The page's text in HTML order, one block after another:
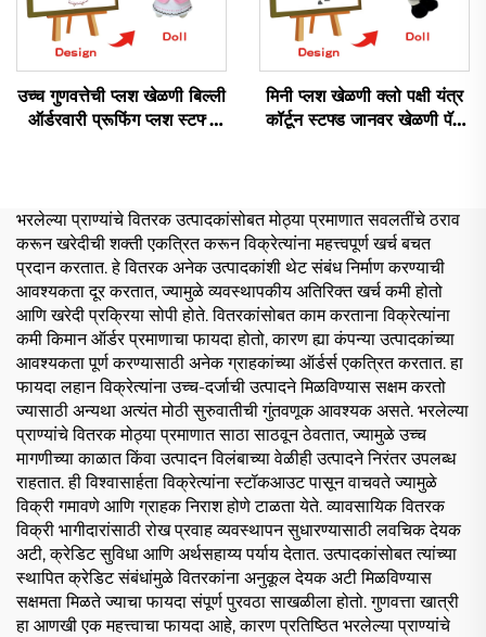
उच्च गुणवत्तेची प्लश खेळणी बिल्ली
ऑर्डरवारी प्रूफिंग प्लश स्टफ्ड
मिनी प्लश खेळणी क्लो पक्षी यंत्र
कॉर्टून स्टफ्ड जानवर खेळणी पॅज
भरलेल्या प्राण्यांचे वितरक उत्पादकांसोबत मोठ्या प्रमाणात सवलतींचे ठराव
करून खरेदीची शक्ती एकत्रित करून विक्रेत्यांना महत्त्वपूर्ण खर्च बचत
प्रदान करतात. हे वितरक अनेक उत्पादकांशी थेट संबंध निर्माण करण्याची
आवश्यकता दूर करतात, ज्यामुळे व्यवस्थापकीय अतिरिक्त खर्च कमी होतो
आणि खरेदी प्रक्रिया सोपी होते. वितरकांसोबत काम करताना विक्रेत्यांना
कमी किमान ऑर्डर प्रमाणाचा फायदा होतो, कारण ह्या कंपन्या उत्पादकांच्या
आवश्यकता पूर्ण करण्यासाठी अनेक ग्राहकांच्या ऑर्डर्स एकत्रित करतात. हा
फायदा लहान विक्रेत्यांना उच्च-दर्जाची उत्पादने मिळविण्यास सक्षम करतो
ज्यासाठी अन्यथा अत्यंत मोठी सुरुवातीची गुंतवणूक आवश्यक असते. भरलेल्या
प्राण्यांचे वितरक मोठ्या प्रमाणात साठा साठवून ठेवतात, ज्यामुळे उच्च
मागणीच्या काळात किंवा उत्पादन विलंबाच्या वेळीही उत्पादने निरंतर उपलब्ध
राहतात. ही विश्वासार्हता विक्रेत्यांना स्टॉकआउट पासून वाचवते ज्यामुळे
विक्री गमावणे आणि ग्राहक निराश होणे टाळता येते. व्यावसायिक वितरक
विक्री भागीदारांसाठी रोख प्रवाह व्यवस्थापन सुधारण्यासाठी लवचिक देयक
अटी, क्रेडिट सुविधा आणि अर्थसहाय्य पर्याय देतात. उत्पादकांसोबत त्यांच्या
स्थापित क्रेडिट संबंधांमुळे वितरकांना अनुकूल देयक अटी मिळविण्यास
सक्षमता मिळते ज्याचा फायदा संपूर्ण पुरवठा साखळीला होतो. गुणवत्ता खात्री
हा आणखी एक महत्त्वाचा फायदा आहे, कारण प्रतिष्ठित भरलेल्या प्राण्यांचे